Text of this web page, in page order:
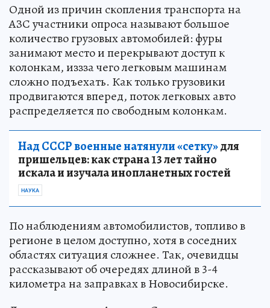
Одной из причин скопления транспорта на
АЗС участники опроса называют большое
количество грузовых автомобилей: фуры
занимают место и перекрывают доступ к
колонкам, иззза чего легковым машинам
сложно подъехать. Как только грузовики
продвигаются вперед, поток легковых авто
распределяется по свободным колонкам.
Над СССР военные натянули «сетку»для
пришельцев: как страна 13 лет тайно
искала и изучала инопланетных гостей
НАУКА
По наблюдениям автомобилистов, топливо в
регионе в целом доступно, хотя в соседних
областях ситуация сложнее. Так, очевидцы
рассказывают об очередях длиной в 3-4
километра на заправках в Новосибирске.